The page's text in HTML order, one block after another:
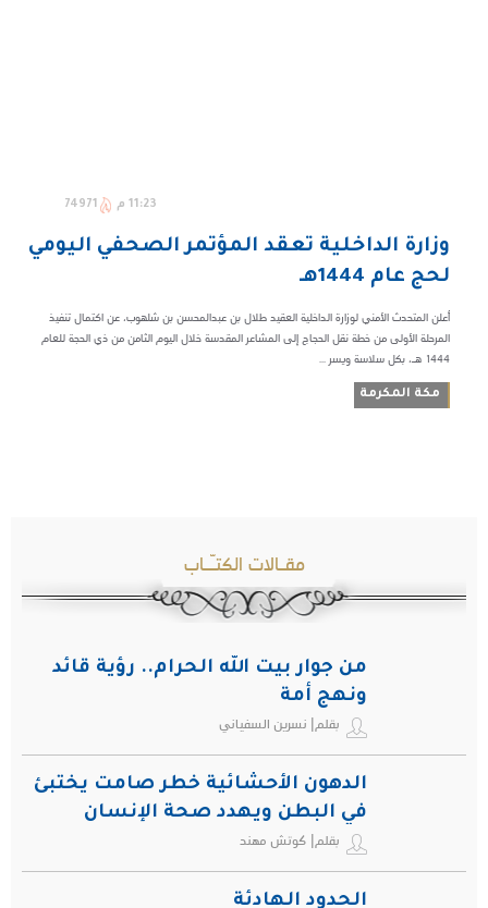
11:23 م 74971
وزارة الداخلية تعقد المؤتمر الصحفي اليومي
لحج عام 1444هـ
أعلن المتحدث الأمني لوزارة الداخلية العقيد طلال بن عبدالمحسن بن شلهوب، عن اكتمال تنفيذ
المرحلة الأولى من خطة نقل الحجاج إلى المشاعر المقدسة خلال اليوم الثامن من ذي الحجة للعام
1444 هـ، بكل سلاسة ويسر ...
مكة المكرمة
مقـالات الكتـّـاب
من جوار بيت الله الحرام.. رؤية قائد
ونهج أمة
بقلم| نسرين السفياني
الدهون الأحشائية خطر صامت يختبئ
في البطن ويهدد صحة الإنسان
بقلم| كوتش مهند
الحدود الهادئة